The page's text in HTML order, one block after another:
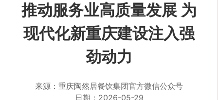
推动服务业高质量发展 为
现代化新重庆建设注入强
劲动力
来源： 重庆陶然居餐饮集团官方微信公众号
日期： 2026-05-29